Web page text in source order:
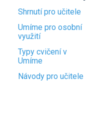
Shrnutí pro učitele
Umíme pro osobní
využití
Typy cvičení v
Umíme
Návody pro učitele